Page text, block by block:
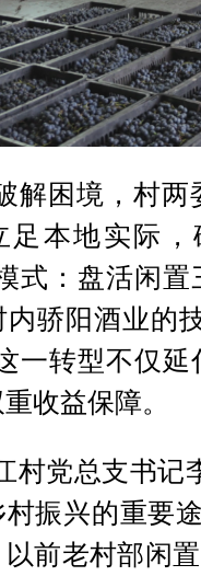
解困境，村
足本地实际
式：盘活闲
内骄阳酒业的
一转型不仅
收益保障。
村党总支书记
村振兴的重要
前老村部闲